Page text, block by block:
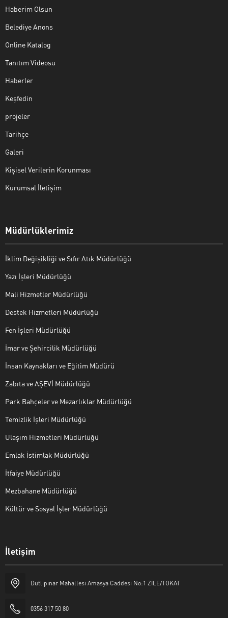
Haberim Olsun
Belediye Anons
Online Katalog
Tanıtım Videosu
Haberler
Keşfedin
projeler
Tarihçe
Galeri
Kişisel Verilerin Korunması
Kurumsal İletişim
Müdürlüklerimiz
İklim Değişikliği ve Sıfır Atık Müdürlüğü
Yazı İşleri Müdürlüğü
Mali Hizmetler Müdürlüğü
Destek Hizmetleri Müdürlüğü
Fen İşleri Müdürlüğü
İmar ve Şehircilik Müdürlüğü
İnsan Kaynakları ve Eğitim Müdürü
Zabıta ve AŞEVİ Müdürlüğü
Park Bahçeler ve Mezarlıklar Müdürlüğü
Temizlik İşleri Müdürlüğü
Ulaşım Hizmetleri Müdürlüğü
Emlak İstimlak Müdürlüğü
İtfaiye Müdürlüğü
Mezbahane Müdürlüğü
Kültür ve Sosyal İşler Müdürlüğü
İletişim
Dutlıpınar Mahallesi Amasya Caddesi No:1 ZİLE/TOKAT
0356 317 50 80